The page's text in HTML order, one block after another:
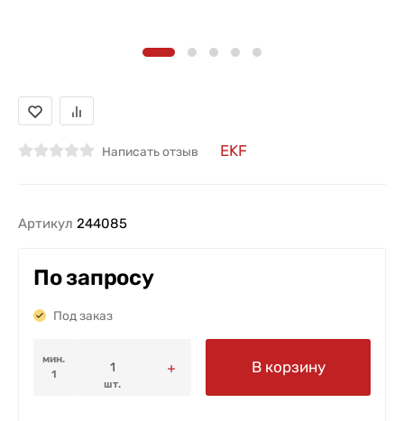
Написать отзыв EKF
Артикул 244085
По запросу
Под заказ
мин.
1
шт.
В корзину